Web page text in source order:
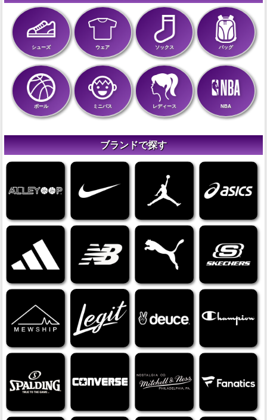
シューズ ウェア ソックス バッグ
ボール ミニバス レディース NBA
ブランドで探す